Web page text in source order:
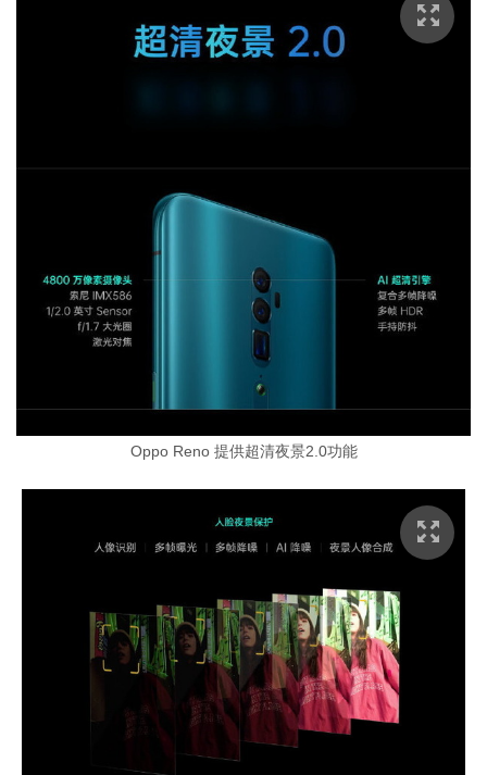
Oppo Reno 提供超清夜景2.0功能